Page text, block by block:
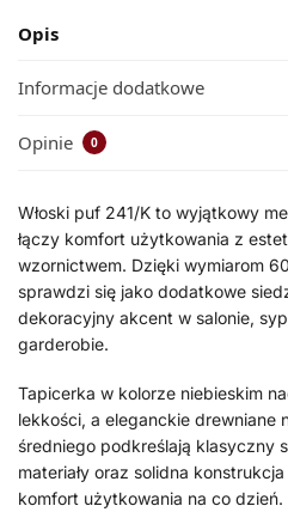
Opis
Informacje dodatkowe
Opinie 0
Włoski puf 241/K to wyjątkowy
łączy komfort użytkowania z
wzornictwem. Dzięki wymiarom
sprawdzi się jako dodatkowe
dekoracyjny akcent w salonie,
garderobie.
Tapicerka w kolorze niebieskim
lekkości, a eleganckie drewniane
średniego podkreślają klasyczny
materiały oraz solidna
komfort użytkowania na co dzień.